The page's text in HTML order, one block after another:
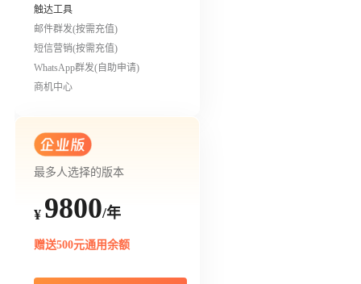
触达工具
邮件群发(按需充值)
短信营销(按需充值)
WhatsApp群发(自助申请)
商机中心
最多人选择的版本
¥ 9800/年
赠送500元通用余额